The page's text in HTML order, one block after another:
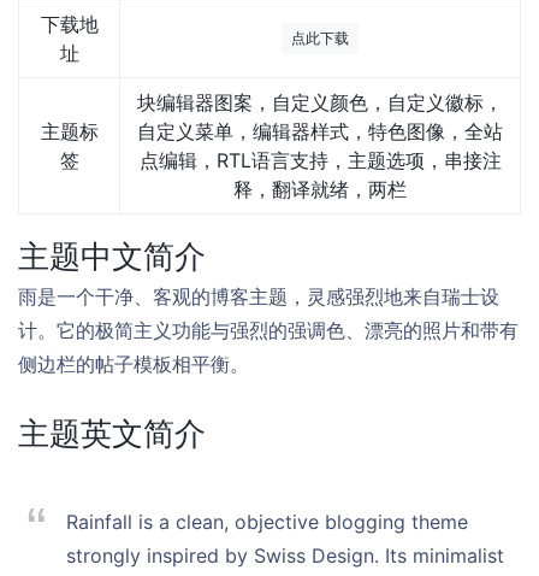
下载地
址
点此下载
主题标
签
块编辑器图案，自定义颜色，自定义徽标，
自定义菜单，编辑器样式，特色图像，全站
点编辑，RTL语言支持，主题选项，串接注
释，翻译就绪，两栏
主题中文简介
雨是一个干净、客观的博客主题，灵感强烈地来自瑞士设
计。它的极简主义功能与强烈的强调色、漂亮的照片和带有
侧边栏的帖子模板相平衡。
主题英文简介
Rainfall is a clean, objective blogging theme
strongly inspired by Swiss Design. Its minimalist